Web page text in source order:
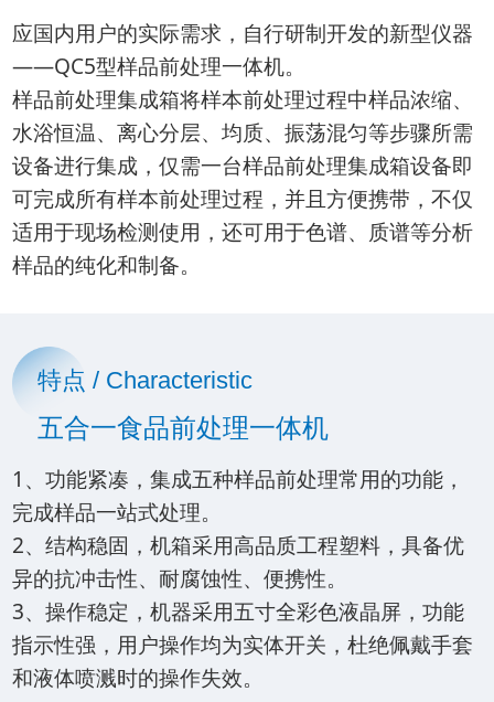
应国内用户的实际需求，自行研制开发的新型仪器
——QC5型样品前处理一体机。
样品前处理集成箱将样本前处理过程中样品浓缩、
水浴恒温、离心分层、均质、振荡混匀等步骤所需
设备进行集成，仅需一台样品前处理集成箱设备即
可完成所有样本前处理过程，并且方便携带，不仅
适用于现场检测使用，还可用于色谱、质谱等分析
样品的纯化和制备。
特点 / Characteristic
五合一食品前处理一体机
1、功能紧凑，集成五种样品前处理常用的功能，
完成样品一站式处理。
2、结构稳固，机箱采用高品质工程塑料，具备优
异的抗冲击性、耐腐蚀性、便携性。
3、操作稳定，机器采用五寸全彩色液晶屏，功能
指示性强，用户操作均为实体开关，杜绝佩戴手套
和液体喷溅时的操作失效。